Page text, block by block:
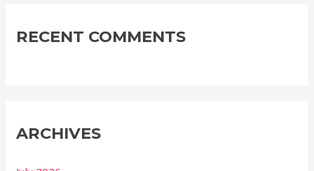
RECENT COMMENTS
ARCHIVES